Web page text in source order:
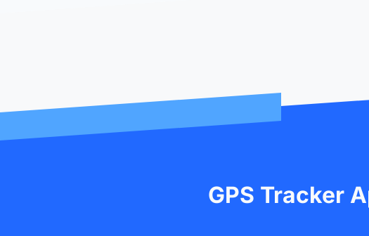
GPS Tracker